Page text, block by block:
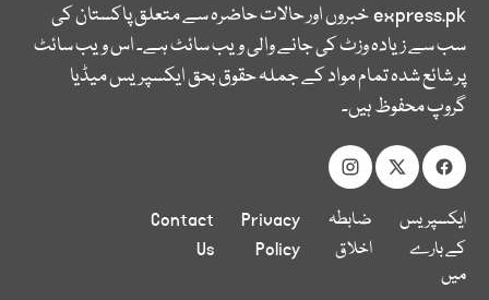
express.pkخبروں اور حالات حاضرہ سے متعلق پاکستان کی
سب سے زیادہ وزٹ کی جانے والی ویب سائٹ ہے۔ اس ویب سائٹ
پر شائع شدہ تمام مواد کے جملہ حقوق بحق ایکسپریس میڈیا
گروپ محفوظ ہیں۔
ایکسپریس
کے بارے
میں
ضابطہ
اخلاق
Privacy
Policy
Contact
Us